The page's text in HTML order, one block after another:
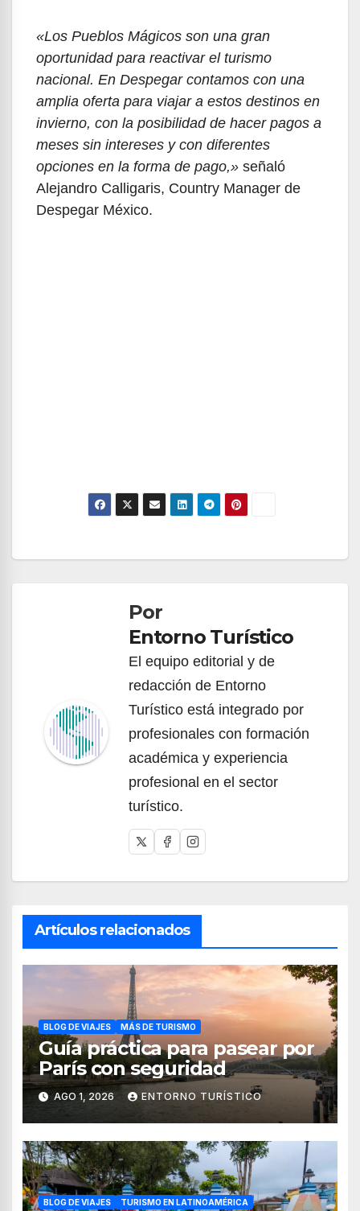
«Los Pueblos Mágicos son una gran
oportunidad para reactivar el turismo
nacional. En Despegar contamos con una
amplia oferta para viajar a estos destinos en
invierno, con la posibilidad de hacer pagos a
meses sin intereses y con diferentes
opciones en la forma de pago,» señaló
Alejandro Calligaris, Country Manager de
Despegar México.
Navegación
entradasPor
Entorno Turístico
El equipo editorial y de
redacción de Entorno
Turístico está integrado por
profesionales con formación
académica y experiencia
profesional en el sector
turístico.
Artículos relacionados
BLOG DE VIAJES MÁS DE TURISMO
Guía práctica para pasear por
París con seguridad
AGO 1, 2026 ENTORNO TURÍSTICO
BLOG DE VIAJES TURISMO EN LATINOAMÉRICA